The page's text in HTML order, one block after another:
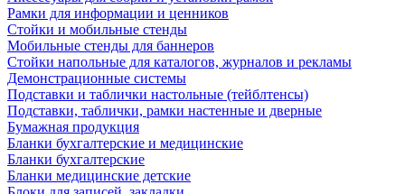
Рамки для информации и ценников
Стойки и мобильные стенды
Мобильные стенды для баннеров
Стойки напольные для каталогов, журналов и рекламы
Демонстрационные системы
Подставки и таблички настольные (тейблтенсы)
Подставки, таблички, рамки настенные и дверные
Бумажная продукция
Бланки бухгалтерские и медицинские
Бланки бухгалтерские
Бланки медицинские детские